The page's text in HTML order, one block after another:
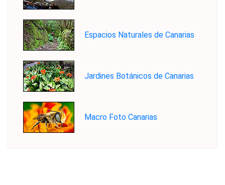
Espacios Naturales de Canarias
Jardines Botánicos de Canarias
Macro Foto Canarias